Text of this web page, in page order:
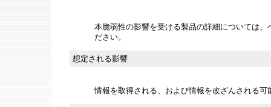
本脆弱性の影響を受ける製品の詳細については
ださい。
想定される影響
情報を取得される、および情報を改ざんされる可